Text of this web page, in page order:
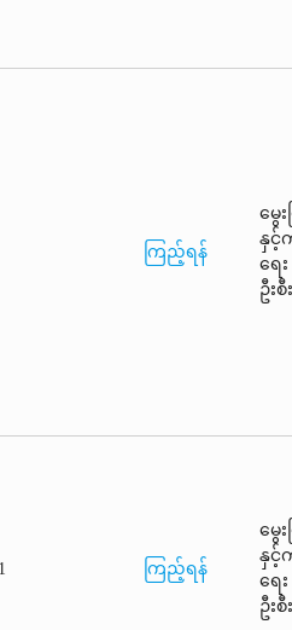
ကြည့်ရန်
မွေး
နှ
ရေး
ဦးစီ
ကြည့်ရန်
မွေး
နှ
ရေး
ဦးစီ